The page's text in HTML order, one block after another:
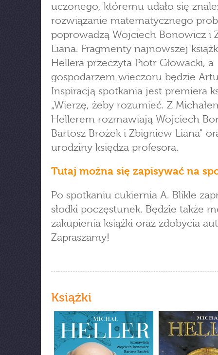
uczonego, któremu udało się
rozwiązanie matematycznego
poprowadzą Wojciech Bonowicz i
Liana. Fragmenty najnowszej
Hellera przeczyta Piotr Głowacki, a
gospodarzem wieczoru będzie
Inspiracją spotkania jest premiera
„Wierzę, żeby rozumieć. Z
Hellerem rozmawiają Wojciech
Bartosz Brożek i Zbigniew Liana"
urodziny księdza profesora.
Tutaj można się zapisywać na
Po spotkaniu cukiernia A. Blikle
słodki poczęstunek. Będzie także
zakupienia książki oraz zdobycia
Zapraszamy!
Książki